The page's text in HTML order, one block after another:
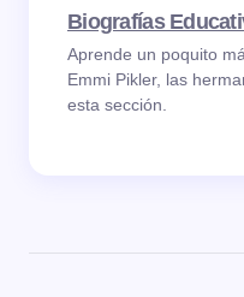
Biografías
Aprende un poquito
Emmi Pikler, las
esta sección.